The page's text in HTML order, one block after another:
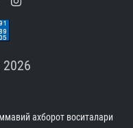
ахборот воситалари